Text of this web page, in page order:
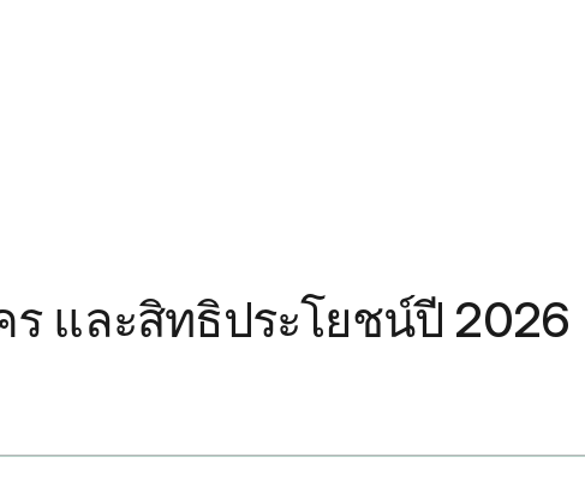
และสิทธิประโยชน์ปี 2026